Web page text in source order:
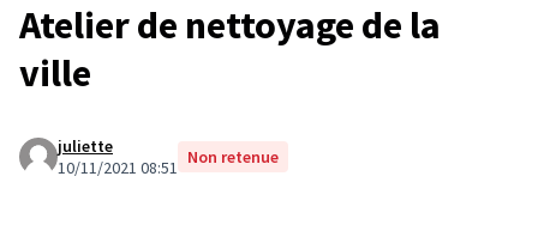
Atelier de nettoyage de la
ville
juliette
10/11/2021 08:51 Non retenue